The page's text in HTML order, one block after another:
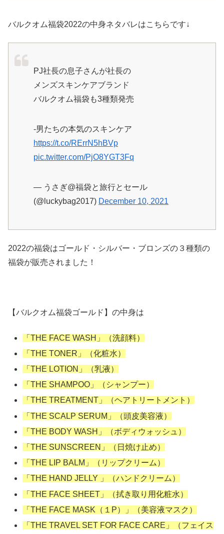
バルクオム福袋2022の中身ネタバレはこちらです↓
PJ社長の息子さんが社長の
メンズスキンケアブランド
バルクオム福袋も3種類発売
-男たちの本気のスキンケア
https://t.co/RErrN5hBVp
pic.twitter.com/PjO8YGT3Fq
— うさぎ@福袋と旅行とセール
(@luckybag2017) December 10, 2021
2022の福袋はゴールド・シルバー・ブロンズの３種類の
福袋が販売されました！
【バルクオム福袋ゴールド】の中身は
「THE FACE WASH」（洗顔料）
「THE TONER」（化粧水）
「THE LOTION」（乳液）
「THE SHAMPOO」（シャンプー）
「THE TREATMENT」（ヘアトリートメント）
「THE SCALP SERUM」（頭皮美容液）
「THE BODY WASH」（ボディウォッシュ）
「THE SUNSCREEN」（日焼け止め）
「THE LIP BALM」（リップクリーム）
「THE HAND JELLY 」（ハンドクリーム）
「THE FACE SHEET」（拭き取り用化粧水）
「THE FACE MASK（１P）」（美容液マスク）
「THE TRAVEL SET FOR FACE CARE」（フェイス